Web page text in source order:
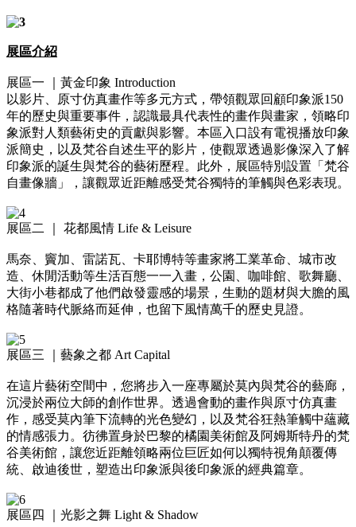
展區介紹
展區一 ｜黃金印象 Introduction
以影片、原寸仿真畫作等多元方式，帶領觀眾回顧印象派150
年的歷史與重要事件，認識最具代表性的畫作與畫家，領略印
象派對人類藝術史的貢獻與影響。本區入口設有電視播放印象
派簡史，以及梵谷自述生平的影片，使觀眾透過影像深入了解
印象派的誕生與梵谷的藝術歷程。此外，展區特別設置「梵谷
自畫像牆」，讓觀眾近距離感受梵谷獨特的筆觸與色彩表現。
展區二 ｜ 花都風情 Life & Leisure
馬奈、竇加、雷諾瓦、卡耶博特等畫家將工業革命、城市改
造、休閒活動等生活百態一一入畫，公園、咖啡館、歌舞廳、
大街小巷都成了他們啟發靈感的場景，生動的題材與大膽的風
格隨著時代脈絡而延伸，也留下風情萬千的歷史見證。
展區三 ｜藝象之都 Art Capital
在這片藝術空間中，您將步入一座專屬於莫內與梵谷的藝廊，
沉浸於兩位大師的創作世界。透過會動的畫作與原寸仿真畫
作，感受莫內筆下流轉的光色變幻，以及梵谷狂熱筆觸中蘊藏
的情感張力。彷彿置身於巴黎的橘園美術館及阿姆斯特丹的梵
谷美術館，讓您近距離領略兩位巨匠如何以獨特視角顛覆傳
統、啟迪後世，塑造出印象派與後印象派的經典篇章。
展區四 ｜光影之舞 Light & Shadow